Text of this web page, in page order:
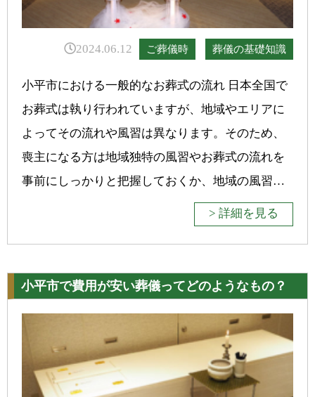
2024.06.12 ご葬儀時 葬儀の基礎知識
小平市における一般的なお葬式の流れ 日本全国で
お葬式は執り行われていますが、地域やエリアに
よってその流れや風習は異なります。そのため、
喪主になる方は地域独特の風習やお葬式の流れを
事前にしっかりと把握しておくか、地域の風習…
> 詳細を見る
小平市で費用が安い葬儀ってどのようなもの？